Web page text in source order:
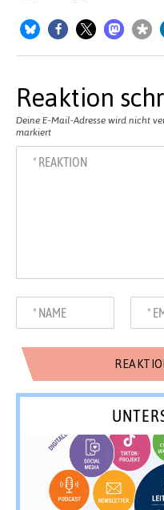
Reaktion
Deine E-Mail-Adresse wird nicht
markiert